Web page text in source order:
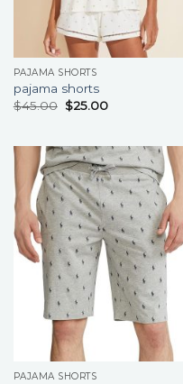
PAJAMA SHORTS
pajama shorts
$45.00 $25.00
PAJAMA SHORTS